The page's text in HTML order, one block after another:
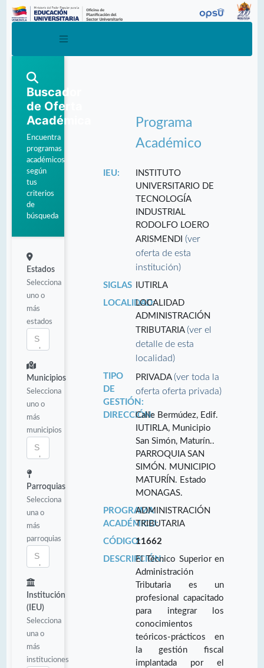
Buscador
de Oferta
Académica
Encuentra
programas
académicos
según
tus
criterios
de
búsqueda
Estados
Selecciona
uno o
más
estados
Municipios
Selecciona
uno o
más
municipios
Parroquias
Selecciona
una o
más
parroquias
Institución
(IEU)
Selecciona
una o
más
instituciones
Programa
Académico
IEU:
INSTITUTO
UNIVERSITARIO DE
TECNOLOGÍA
INDUSTRIAL
RODOLFO LOERO
ARISMENDI(ver
oferta de esta
institución)
SIGLAS
IUTIRLA
LOCALIDAD:LOCALIDAD
ADMINISTRACIÓN
TRIBUTARIA(ver el
detalle de esta
localidad)
TIPO
DE
GESTIÓN:
PRIVADA(ver toda la
oferta oferta privada)
DIRECCIÓN:Calle Bermúdez, Edif.
IUTIRLA, Municipio
San Simón, Maturín..
PARROQUIA SAN
SIMÓN. MUNICIPIO
MATURÍN. Estado
MONAGAS.
PROGRAMA
ACADÉMICO:
ADMINISTRACIÓN
TRIBUTARIA
CÓDIGO:11662
DESCRIPCIÓN:El Técnico Superior en
Administración
Tributaria es un
profesional capacitado
para integrar los
conocimientos
teóricos-prácticos en
la gestión fiscal
implantada por el